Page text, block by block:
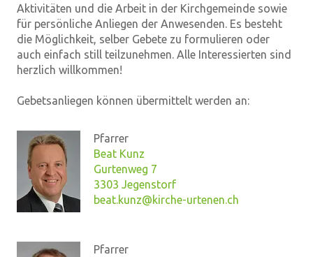
Aktivitäten und die Arbeit in der Kirchgemeinde sowie
für persönliche Anliegen der Anwesenden. Es besteht
die Möglichkeit, selber Gebete zu formulieren oder
auch einfach still teilzunehmen. Alle Interessierten sind
herzlich willkommen!
Gebetsanliegen können übermittelt werden an:
Pfarrer
Beat Kunz
Gurtenweg 7
3303 Jegenstorf
beat.kunz@kirche-urtenen.ch
Pfarrer